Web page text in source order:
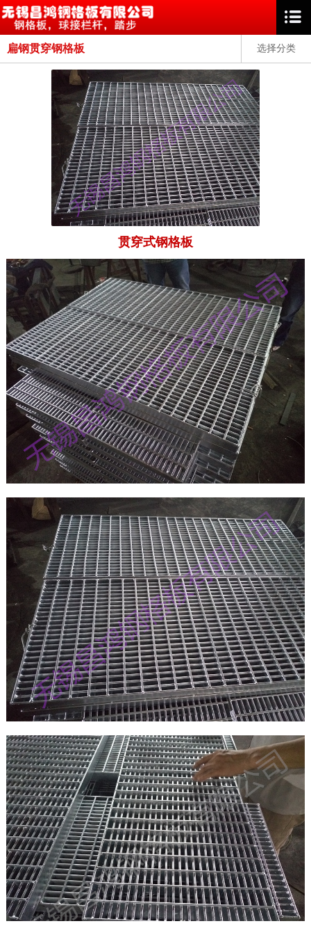
选择分类
扁钢贯穿钢格板
贯穿式钢格板